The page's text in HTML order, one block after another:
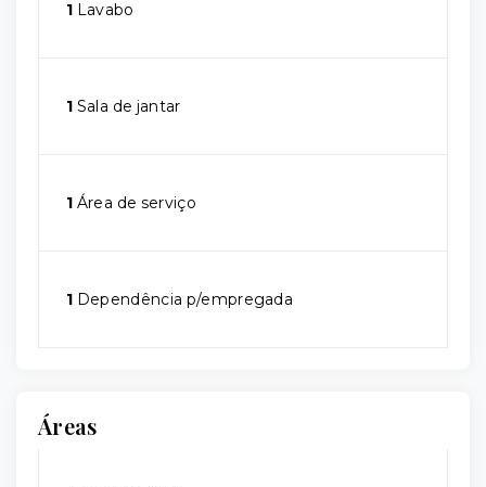
1 Lavabo
1 Sala de jantar
1 Área de serviço
1 Dependência p/empregada
Áreas